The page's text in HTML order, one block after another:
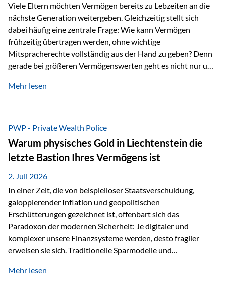
Viele Eltern möchten Vermögen bereits zu Lebzeiten an die
nächste Generation weitergeben. Gleichzeitig stellt sich
dabei häufig eine zentrale Frage: Wie kann Vermögen
frühzeitig übertragen werden, ohne wichtige
Mitspracherechte vollständig aus der Hand zu geben? Denn
gerade bei größeren Vermögenswerten geht es nicht nur um
sicherzustellen, dass das Vermögen langfristig erhalten
folgende Situation vor: Ein Vater schenkt seiner Tochter
einen Teil seines Vermögens. Einige Jahre später möchte die
Tochter das Geld kurzfristig verwenden, um…
Mehr lesen
PWP - Private Wealth Police
Warum physisches Gold in Liechtenstein die
letzte Bastion Ihres Vermögens ist
2. Juli 2026
In einer Zeit, die von beispielloser Staatsverschuldung,
galoppierender Inflation und geopolitischen
Erschütterungen gezeichnet ist, offenbart sich das
Paradoxon der modernen Sicherheit: Je digitaler und
komplexer unsere Finanzsysteme werden, desto fragiler
erweisen sie sich. Traditionelle Sparmodelle und
unumstößlich galten, versagen angesichts der expansiven
Mehr lesen